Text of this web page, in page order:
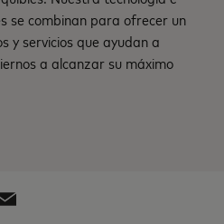
se combinan para ofrecer un
y servicios que ayudan a
a alcanzar su máximo